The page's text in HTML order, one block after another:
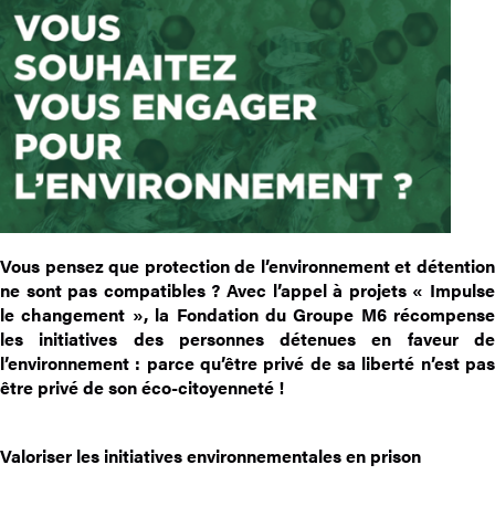
Vous pensez que protection de l’environnement et détention
ne sont pas compatibles ? Avec l’appel à projets « Impulse
le changement », la Fondation du Groupe M6 récompense
les initiatives des personnes détenues en faveur de
l’environnement : parce qu’être privé de sa liberté n’est pas
être privé de son éco-citoyenneté !
Valoriser les initiatives environnementales en prison